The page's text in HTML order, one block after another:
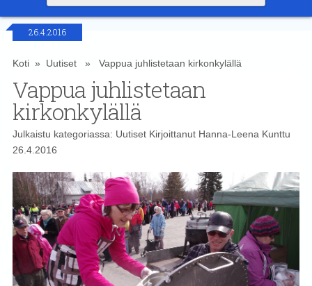
26.4.2016
Koti» Uutiset» Vappua juhlistetaan kirkonkylällä
Vappua juhlistetaan
kirkonkylällä
Julkaistu kategoriassa: UutisetKirjoittanut Hanna-Leena Kunttu
26.4.2016